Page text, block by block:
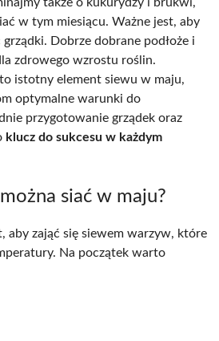
w tym miesiącu. Ważne jest, aby
Dobrze dobrane podłoże i
zdrowego wzrostu roślin.
istotny element siewu w maju,
optymalne warunki do
przygotowanie grządek oraz
klucz do sukcesu w każdym
siać w maju?
aby zająć się siewem warzyw, które
Na początek warto